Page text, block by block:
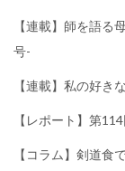
【連載】師を語る
号-
【連載】私の好き
【レポート】第
【コラム】剣道食